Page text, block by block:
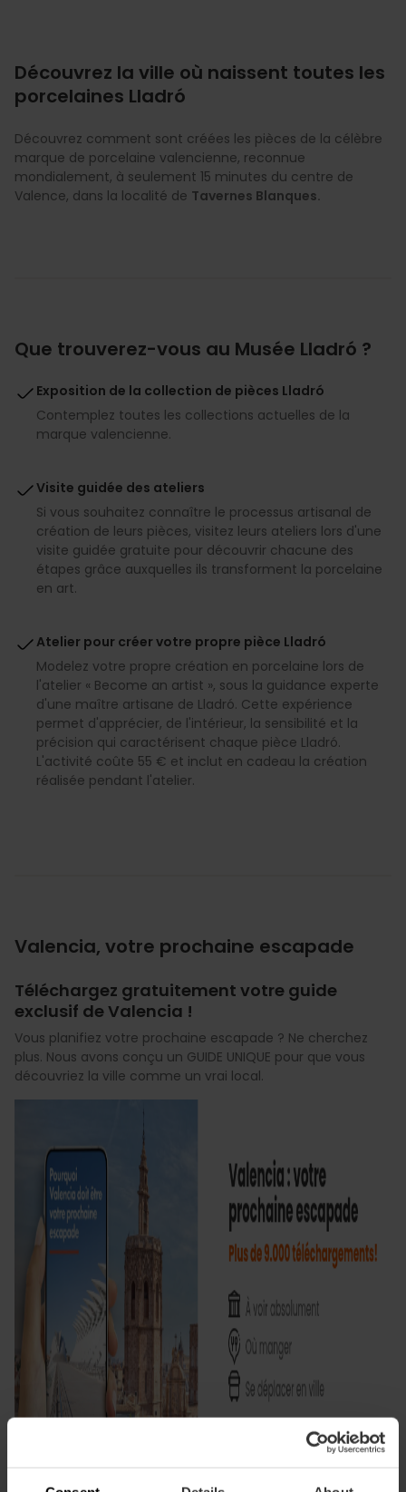
Découvrez la ville où naissent toutes les
porcelaines Lladró
Découvrez comment sont créées les pièces de la célèbre
marque de porcelaine valencienne, reconnue
mondialement, à seulement 15 minutes du centre de
Valence, dans la localité de Tavernes Blanques.
Que trouverez-vous au Musée Lladró ?
Exposition de la collection de pièces Lladró
Contemplez toutes les collections actuelles de la
marque valencienne.
Visite guidée des ateliers
Si vous souhaitez connaître le processus artisanal de
création de leurs pièces, visitez leurs ateliers lors d'une
visite guidée gratuite pour découvrir chacune des
étapes grâce auxquelles ils transforment la porcelaine
en art.
Atelier pour créer votre propre pièce Lladró
Modelez votre propre création en porcelaine lors de
l'atelier « Become an artist », sous la guidance experte
d'une maître artisane de Lladró. Cette expérience
permet d'apprécier, de l'intérieur, la sensibilité et la
précision qui caractérisent chaque pièce Lladró.
L'activité coûte 55 € et inclut en cadeau la création
réalisée pendant l'atelier.
Valencia, votre prochaine escapade
Téléchargez gratuitement votre guide
exclusif de Valencia !
Vous planifiez votre prochaine escapade ? Ne cherchez
plus. Nous avons conçu un GUIDE UNIQUE pour que vous
découvriez la ville comme un vrai local.